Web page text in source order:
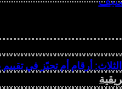
أرقام أم تحيّز في تقييم